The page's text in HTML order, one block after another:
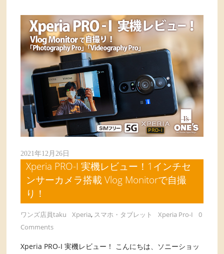
2021年12月26日
Xperia PRO-I 実機レビュー！1インチセ
ンサーカメラ搭載 Vlog Monitorで自撮
り！
ワンズ店員taku Xperia, スマホ・タブレット Xperia Pro-I
0
Comments
Xperia PRO-I 実機レビュー！ こんにちは、ソニーショッ